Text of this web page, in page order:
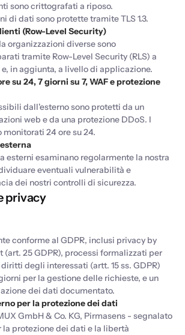
sono crittografati a riposo.
di dati sono protette tramite TLS 1.3.
(Row-Level Security)
organizzazioni diverse sono
tramite Row-Level Security (RLS) a
in aggiunta, a livello di applicazione.
su 24, 7 giorni su 7, WAF e protezione
dall'esterno sono protetti da un
web e da una protezione DDoS. I
24 ore su 24.
esterni esaminano regolarmente la nostra
eventuali vulnerabilità e
dei nostri controlli di sicurezza.
privacy
conforme al GDPR, inclusi privacy by
(art. 25 GDPR), processi formalizzati per
degli interessati (artt. 15 ss. GDPR)
per la gestione delle richieste, e un
dei dati documentato.
per la protezione dei dati
GmbH & Co. KG, Pirmasens - segnalato
la protezione dei dati e la libertà